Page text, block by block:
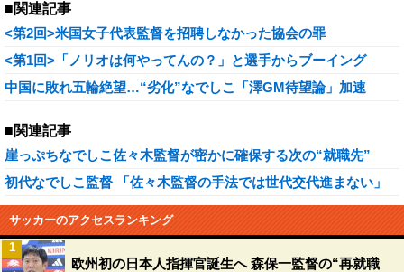
■関連記事
<第2回>米国女子代表監督を招聘しなかった協会の罪
<第1回>「ノリオは何やってんの？」と選手からブーイング
中国に敗れ五輪絶望…“劣化”なでしこ「澤GM待望論」加速
■関連記事
崖っぷちなでしこ佐々木監督が密かに確保する次の“就職先”
初代なでしこ監督 「佐々木監督の手法では世代交代進まない」
サッカーのアクセスランキング
欧州初の日本人指揮官誕生へ 森保一監督の“再就職
1